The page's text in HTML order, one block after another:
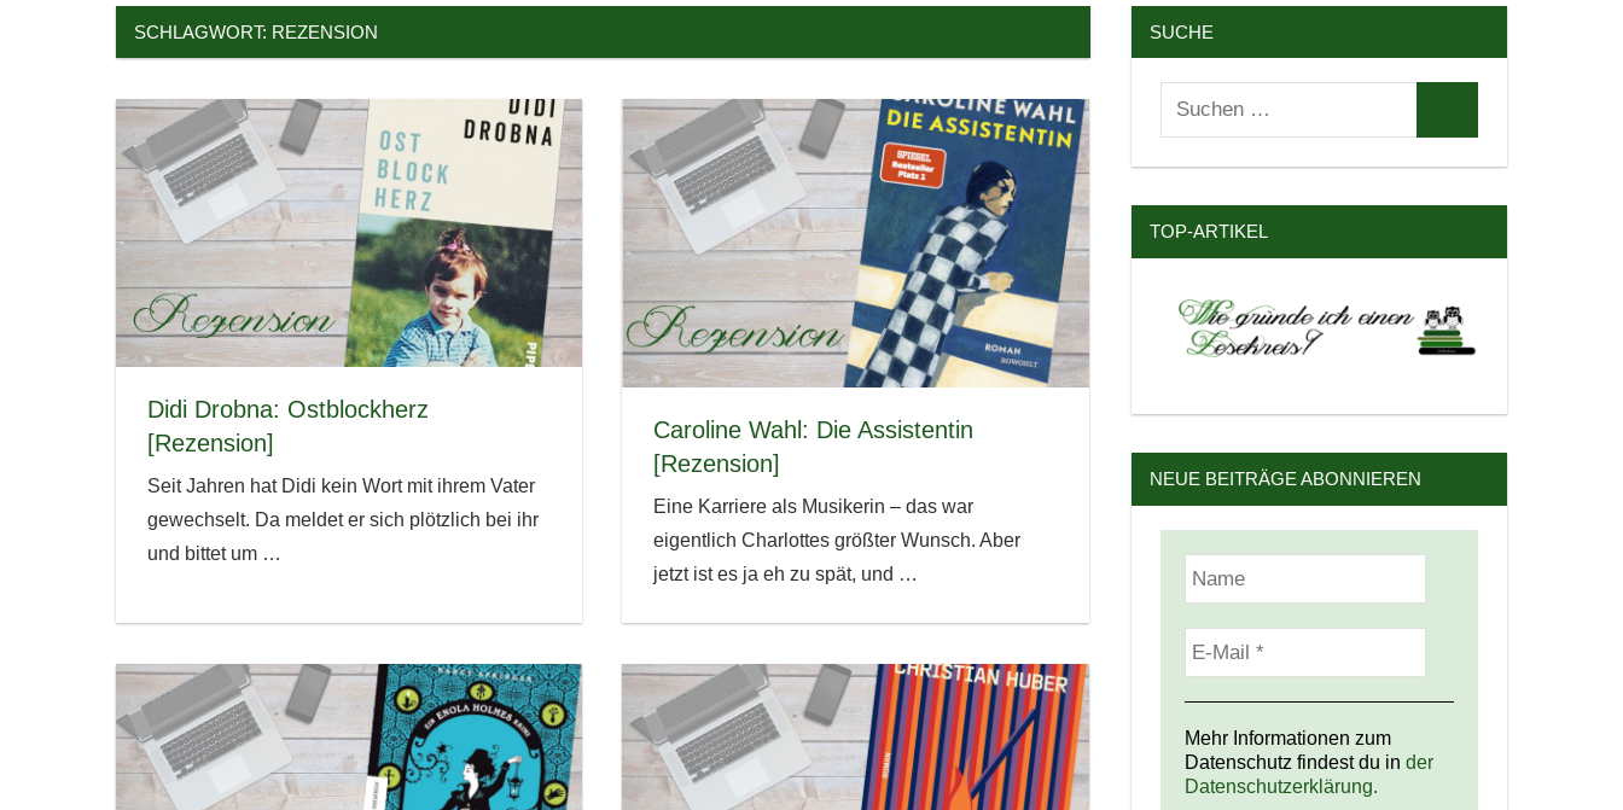
SCHLAGWORT: REZENSION
Didi Drobna: Ostblockherz
[Rezension]
Seit Jahren hat Didi kein Wort mit ihrem Vater
gewechselt. Da meldet er sich plötzlich bei ihr
und bittet um …
Caroline Wahl: Die Assistentin
[Rezension]
Eine Karriere als Musikerin – das war
eigentlich Charlottes größter Wunsch. Aber
jetzt ist es ja eh zu spät, und …
SUCHE
Suchen
nach:
TOP-ARTIKEL
NEUE BEITRÄGE ABONNIEREN
Mehr Informationen zum
Datenschutz findest du in der
Datenschutzerklärung.